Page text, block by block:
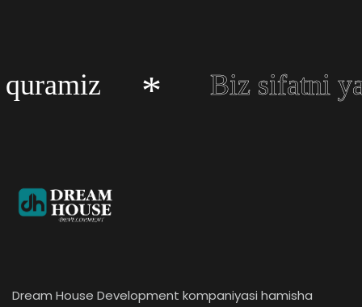
* Biz sifatni
Dream House Development kompaniyasi hamisha